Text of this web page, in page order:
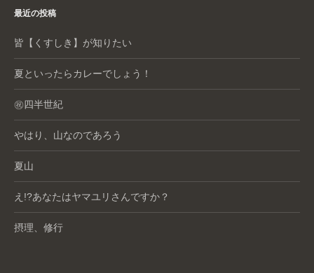
最近の投稿
皆【くすしき】が知りたい
夏といったらカレーでしょう！
㊗️四半世紀
やはり、山なのであろう
夏山
え!?あなたはヤマユリさんですか？
摂理、修行